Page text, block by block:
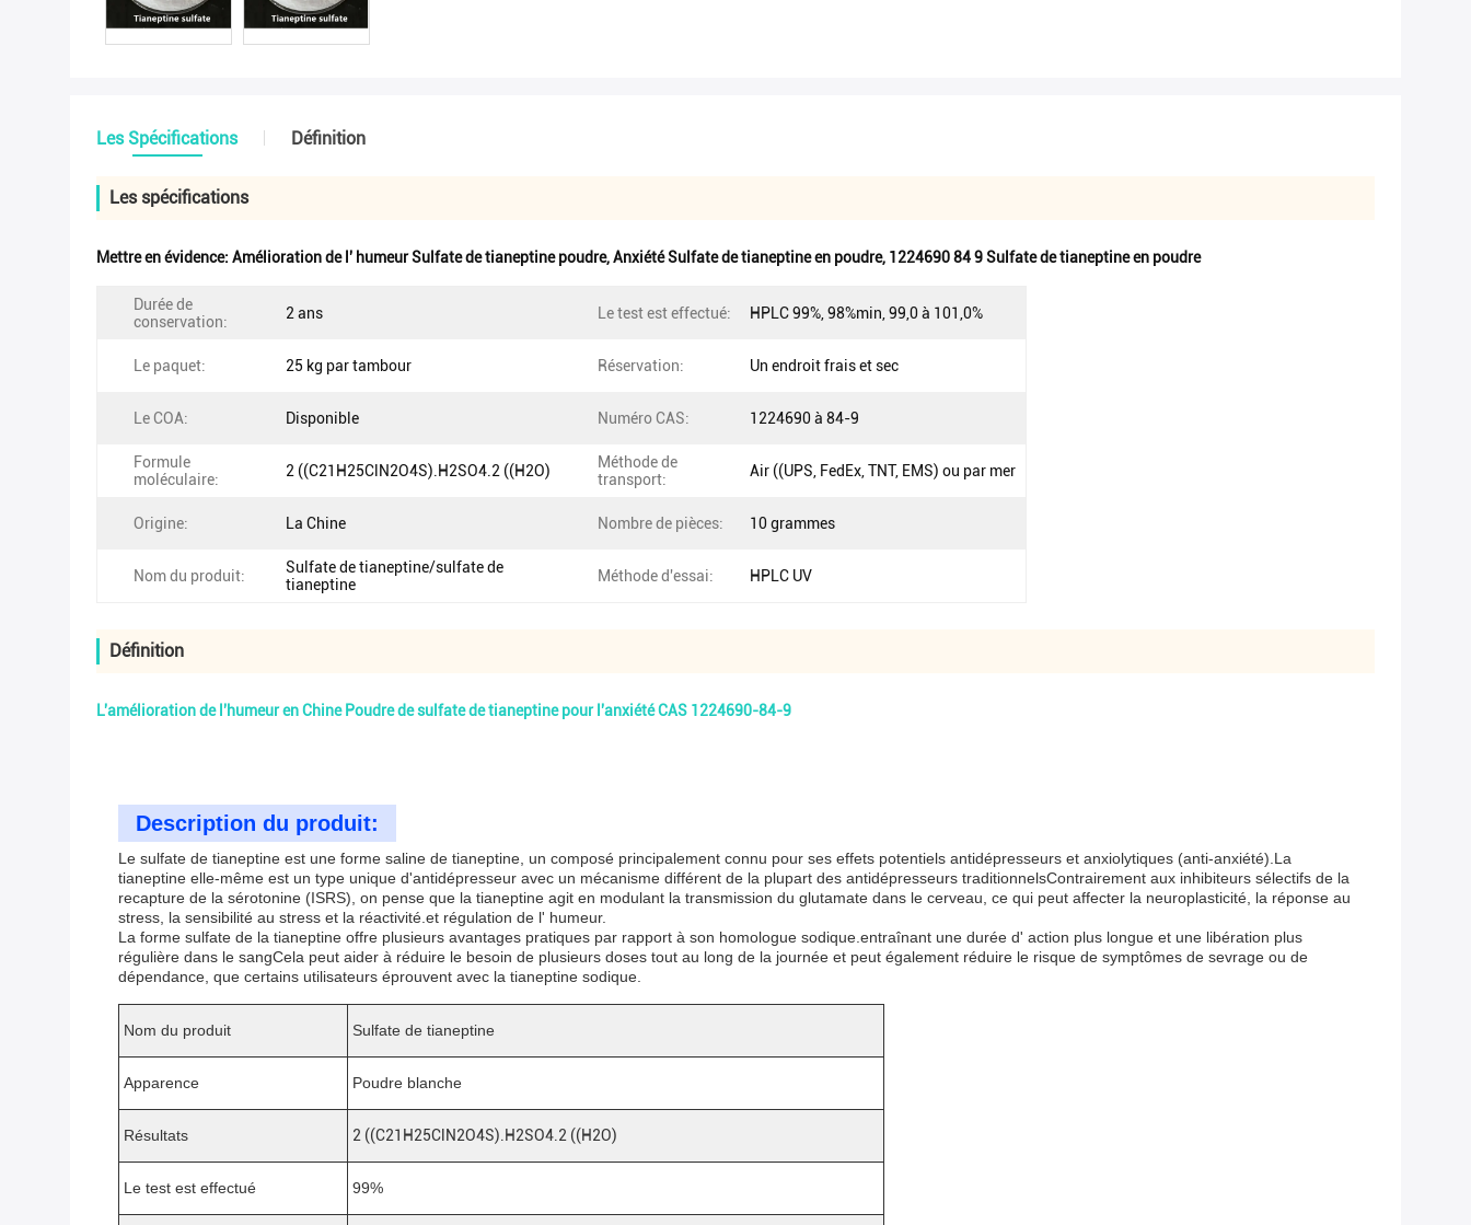
Les Spécifications Définition
Les spécifications
Mettre en évidence: Amélioration de l' humeur Sulfate de tianeptine poudre,Anxiété Sulfate de tianeptine en poudre, 1224690 84 9 Sulfate de tianeptine en poudre
Durée de
conservation:
2 ans Le test est effectué: HPLC 99%, 98%min, 99,0 à 101,0%
Le paquet: 25 kg par tambour Réservation: Un endroit frais et sec
Le COA: Disponible Numéro CAS: 1224690 à 84-9
Formule
moléculaire:
2 ((C21H25ClN2O4S).H2SO4.2 ((H2O)
Méthode de
transport:
Air ((UPS, FedEx, TNT, EMS) ou par mer
Origine: La Chine Nombre de pièces: 10 grammes
Nom du produit:
Sulfate de tianeptine/sulfate de
tianeptine
Méthode d'essai: HPLC UV
Définition
L'amélioration de l'humeur en Chine Poudre de sulfate de tianeptine pour l'anxiété CAS 1224690-84-9
Description du produit:
Le sulfate de tianeptine est une forme saline de tianeptine, un composé principalement connu pour ses effets potentiels antidépresseurs et anxiolytiques (anti-anxiété).La
tianeptine elle-même est un type unique d'antidépresseur avec un mécanisme différent de la plupart des antidépresseurs traditionnelsContrairement aux inhibiteurs sélectifs de la
recapture de la sérotonine (ISRS), on pense que la tianeptine agit en modulant la transmission du glutamate dans le cerveau, ce qui peut affecter la neuroplasticité, la réponse au
stress, la sensibilité au stress et la réactivité.et régulation de l' humeur.
La forme sulfate de la tianeptine offre plusieurs avantages pratiques par rapport à son homologue sodique.entraînant une durée d' action plus longue et une libération plus
régulière dans le sangCela peut aider à réduire le besoin de plusieurs doses tout au long de la journée et peut également réduire le risque de symptômes de sevrage ou de
dépendance, que certains utilisateurs éprouvent avec la tianeptine sodique.
Nom du produit Sulfate de tianeptine
Apparence Poudre blanche
Résultats 2 ((C21H25ClN2O4S).H2SO4.2 ((H2O)
Le test est effectué 99%